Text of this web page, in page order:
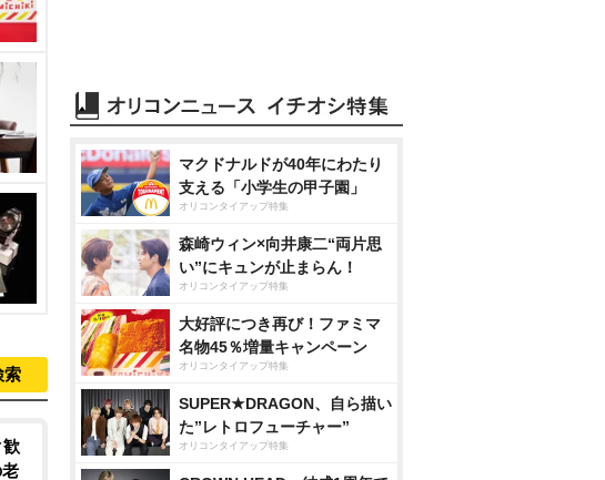
索
歓
マクドナルドが40年にわたり
支える「小学生の甲子園」
オリコンタイアップ特集
森崎ウィン×向井康二“両片思
い”にキュンが止まらん！
オリコンタイアップ特集
大好評につき再び！ファミマ
名物45％増量キャンペーン
オリコンタイアップ特集
SUPER★DRAGON、自ら描い
た”レトロフューチャー”
オリコンタイアップ特集